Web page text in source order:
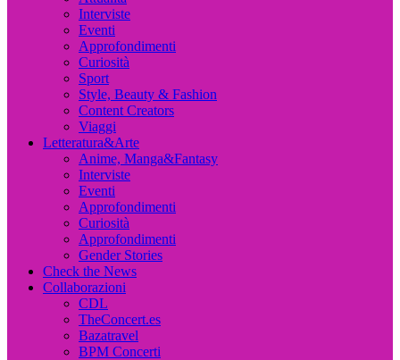
Interviste
Eventi
Approfondimenti
Curiosità
Sport
Style, Beauty & Fashion
Content Creators
Viaggi
Letteratura&Arte
Anime, Manga&Fantasy
Interviste
Eventi
Approfondimenti
Curiosità
Approfondimenti
Gender Stories
Check the News
Collaborazioni
CDL
TheConcert.es
Bazatravel
BPM Concerti